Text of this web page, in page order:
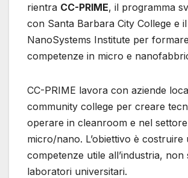
rientra CC-PRIME, il programma
con Santa Barbara City College e
NanoSystems Institute per formare
competenze in micro e
CC-PRIME lavora con aziende
community college per creare
operare in cleanroom e nel settore
micro/nano. L’obiettivo è costruire
competenze utile all’industria, non
laboratori universitari.